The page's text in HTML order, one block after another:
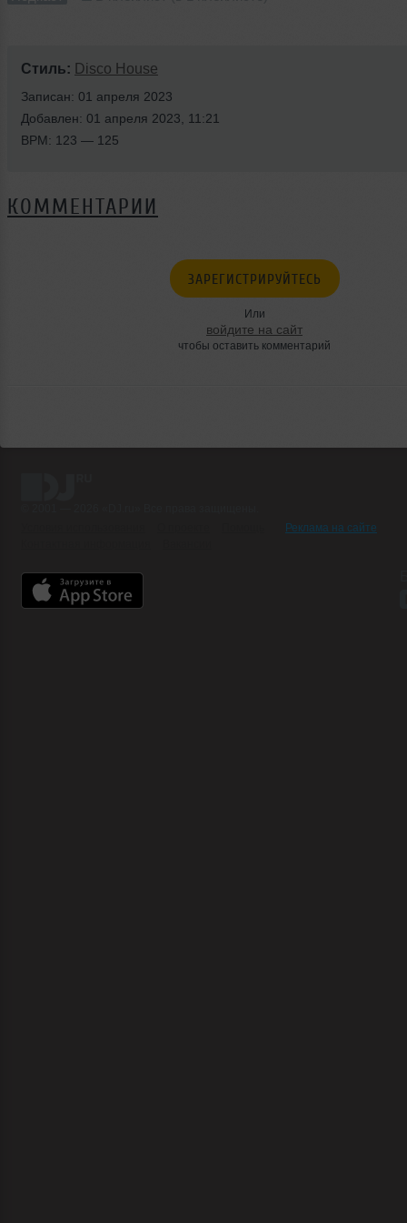
Стиль: Disco House
Записан: 01 апреля 2023
Добавлен: 01 апреля 2023, 11:21
BPM: 123 — 125
КОММЕНТАРИИ
ЗАРЕГИСТРИРУЙТЕСЬ
Или
войдите на сайт
чтобы оставить комментарий
Реклама на сайте